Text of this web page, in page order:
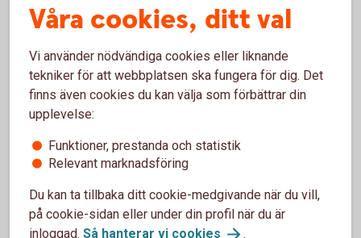
Digital Support
Öppet måndag-fredag 08.00-20.00, lördag-söndag
08.00-18.00 (stängt storhelger)
Våra cookies, ditt val
Vi använder nödvändiga cookies eller liknande
tekniker för att webbplatsen ska fungera för dig. Det
finns även cookies du kan välja som förbättrar din
upplevelse:
Funktioner, prestanda och statistik
Relevant marknadsföring
Du kan ta tillbaka ditt cookie-medgivande när du vill,
på cookie-sidan eller under din profil när du är
inloggad. Så hanterar vi cookies .